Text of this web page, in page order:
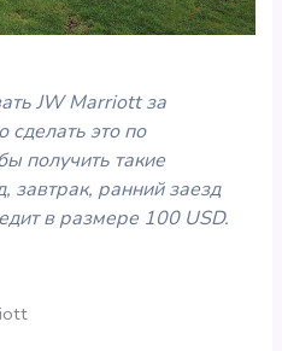
JW Marriott за
сделать этопо
получить такие
завтрак, ранний заезд
в размере 100 USD.